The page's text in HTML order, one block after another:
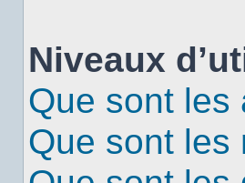
Niveaux
Que sont les
Que sont les